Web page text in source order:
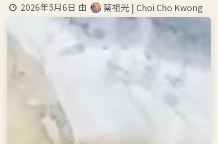
2026年5月6日 由 蔡祖光 | Choi Cho Kwong